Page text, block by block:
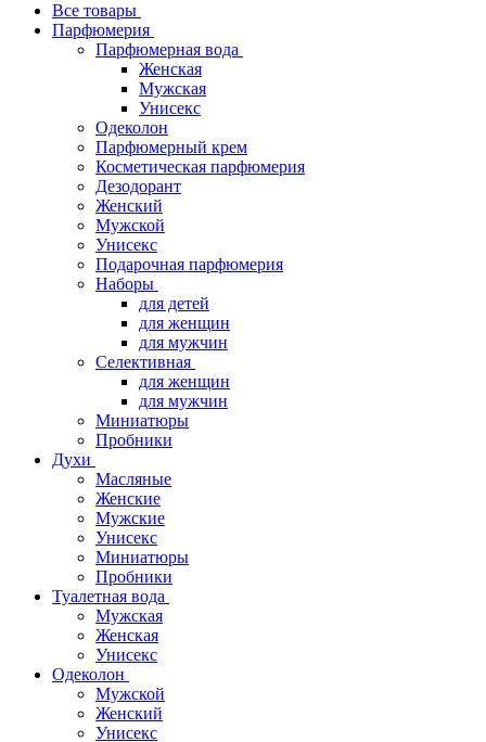
Все товары
Парфюмерия
Парфюмерная вода
Женская
Мужская
Унисекс
Одеколон
Парфюмерный крем
Косметическая парфюмерия
Дезодорант
Женский
Мужской
Унисекс
Подарочная парфюмерия
Наборы
для детей
для женщин
для мужчин
Селективная
для женщин
для мужчин
Миниатюры
Пробники
Духи
Масляные
Женские
Мужские
Унисекс
Миниатюры
Пробники
Туалетная вода
Мужская
Женская
Унисекс
Одеколон
Мужской
Женский
Унисекс